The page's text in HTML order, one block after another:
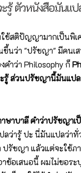
รู้ ตัวหนังสือมันแ
ช้สติปัญญามากเป็นพิเ
ขึ้นว่า "ปรัชญา" มีคนเ
คำว่า Philosophy ก็
รู้ ส่วนปรัชญานี้มันแป
าบาลี คำว่าปรัชญาเ
ว่ารู้ ปะ นี่มันแปลว่าทั่
ปรัชญา แล้วแต่จะใช้ภ
าข้อเสนอนี้ ผมไม่ขอร